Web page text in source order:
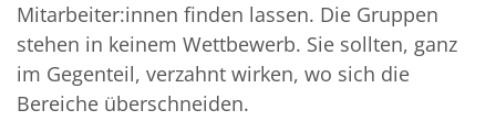
Mitarbeiter:innen finden lassen. Die Gruppen
stehen in keinem Wettbewerb. Sie sollten, ganz
im Gegenteil, verzahnt wirken, wo sich die
Bereiche überschneiden.